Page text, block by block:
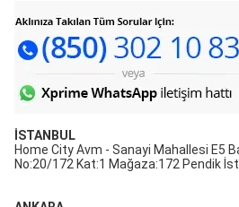
İSTANBUL
Home City Avm - Sanayi Mahallesi E5
No:20/172 Kat:1 Mağaza:172 Pendik